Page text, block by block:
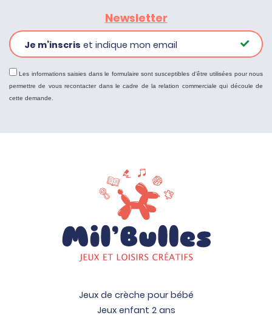
Newsletter
Je m’inscris et indique mon email
Les informations saisies dans le formulaire sont susceptibles d'être utilisées pour nous
permettre de vous recontacter dans le cadre de la relation commerciale qui découle de
cette demande.
Jeux de crèche pour bébé
Jeux enfant 2 ans